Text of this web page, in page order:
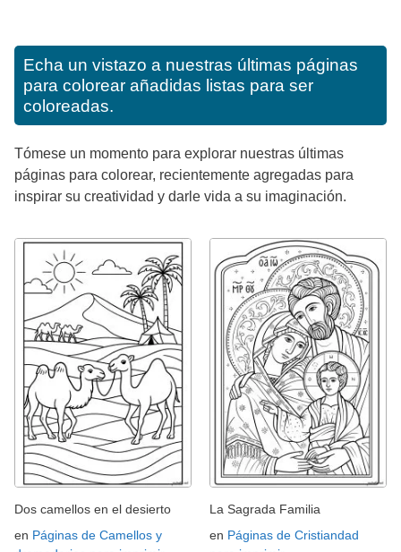
Echa un vistazo a nuestras últimas páginas
para colorear añadidas listas para ser
coloreadas.
Tómese un momento para explorar nuestras últimas
páginas para colorear, recientemente agregadas para
inspirar su creatividad y darle vida a su imaginación.
Dos camellos en el desierto
en Páginas de Camellos y
La Sagrada Familia
en Páginas de Cristiandad